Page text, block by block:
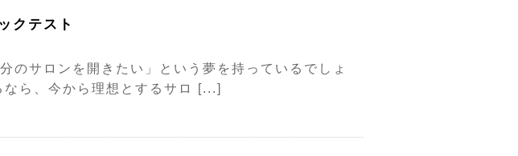
クテスト
のサロンを開きたい」という夢を持っているでしょ
ら、今から理想とするサロ [...]